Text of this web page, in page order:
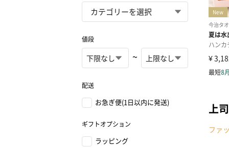
値段
~
配送
お急ぎ便(1日以内に発送)
ギフトオプション
ラッピング
上
ファ